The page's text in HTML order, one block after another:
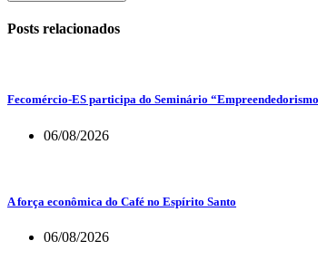
Posts relacionados
Fecomércio-ES participa do Seminário
06/08/2026
A força econômica do Café no Espírito Santo
06/08/2026